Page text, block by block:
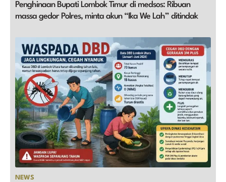
Penghinaan Bupati Lombok Timur di medsos: Ribuan
massa gedor Polres, minta akun “Ika We Lah” ditindak
NEWS